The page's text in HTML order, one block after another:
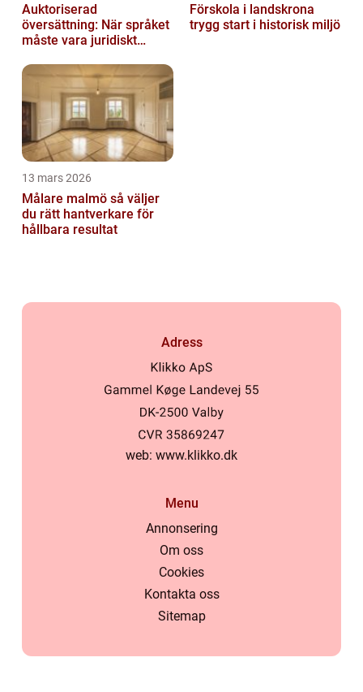
Auktoriserad
översättning: När språket
måste vara juridiskt
Förskola i landskrona
trygg start i historisk miljö
13 mars 2026
Målare malmö så väljer
du rätt hantverkare för
hållbara resultat
Adress
web: www.klikko.dk
Menu
Annonsering
Om oss
Cookies
Kontakta oss
Sitemap